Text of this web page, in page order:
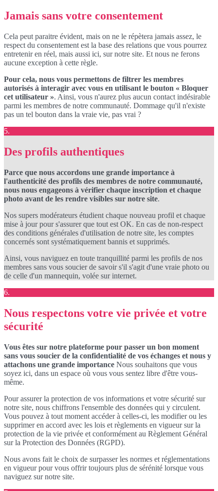
Jamais sans votre consentement
Cela peut paraitre évident, mais on ne le répètera jamais assez, le
respect du consentement est la base des relations que vous pourrez
entretenir en réel, mais aussi ici, sur notre site. Et nous ne ferons
aucune exception à cette règle.
Pour cela, nous vous permettons de filtrer les membres
autorisés à interagir avec vous en utilisant le bouton « Bloquer
cet utilisateur ». Ainsi, vous n'aurez plus aucun contact indésirable
parmi les membres de notre communauté. Dommage qu'il n'existe
pas un tel bouton dans la vraie vie, pas vrai ?
5.
Des profils authentiques
Parce que nous accordons une grande importance à
l'authenticité des profils des membres de notre communauté,
nous nous engageons à vérifier chaque inscription et chaque
photo avant de les rendre visibles sur notre site.
Nos supers modérateurs étudient chaque nouveau profil et chaque
mise à jour pour s'assurer que tout est OK. En cas de non-respect
des conditions générales d'utilisation de notre site, les comptes
concernés sont systématiquement bannis et supprimés.
Ainsi, vous naviguez en toute tranquillité parmi les profils de nos
membres sans vous soucier de savoir s'il s'agit d'une vraie photo ou
de celle d'un mannequin, volée sur internet.
6.
Nous respectons votre vie privée et votre
sécurité
Vous êtes sur notre plateforme pour passer un bon moment
sans vous soucier de la confidentialité de vos échanges et nous y
attachons une grande importance Nous souhaitons que vous
soyez ici, dans un espace où vous vous sentez libre d'être vous-
même.
Pour assurer la protection de vos informations et votre sécurité sur
notre site, nous chiffrons l'ensemble des données qui y circulent.
Vous pouvez à tout moment accéder à celles-ci, les modifier ou les
supprimer en accord avec les lois et règlements en vigueur sur la
protection de la vie privée et conformément au Règlement Général
sur la Protection des Données (RGPD).
Nous avons fait le choix de surpasser les normes et réglementations
en vigueur pour vous offrir toujours plus de sérénité lorsque vous
naviguez sur notre site.